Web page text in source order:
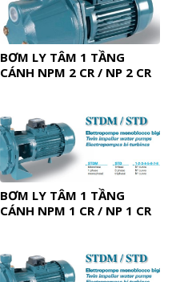
BƠM LY TÂM 1 TẦNG
CÁNH NPM 2 CR / NP 2 CR
BƠM LY TÂM 1 TẦNG
CÁNH NPM 1 CR / NP 1 CR